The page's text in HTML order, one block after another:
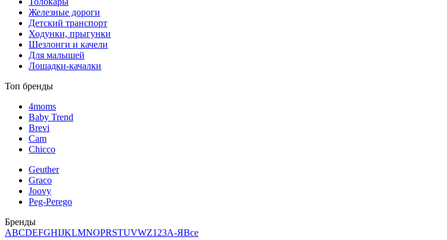
Железные дороги
Детский транспорт
Ходунки, прыгунки
Шезлонги и качели
Для малышей
Лошадки-качалки
Топ бренды
4moms
Baby Trend
Brevi
Cam
Chicco
Geuther
Graco
Joovy
Peg-Perego
Бренды
ABCDEFGHIJKLMNOPRSTUVWZ123А-ЯВсе